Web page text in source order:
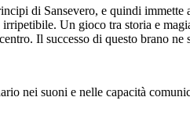
di Sansevero, e quindi
Un gioco tra storia e
Il successo di questo brano ne
nei suoni e nelle capacità